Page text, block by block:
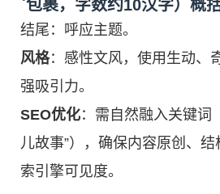
`包裹，字数约10汉字）概括
结尾：呼应主题。
风格：感性文风，使用生动、
强吸引力。
SEO优化：需自然融入关键词
儿故事”），确保内容原创、
索引擎可见度。